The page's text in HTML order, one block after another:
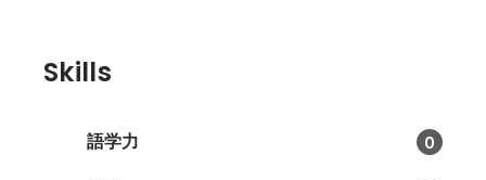
Skills
語学力 0